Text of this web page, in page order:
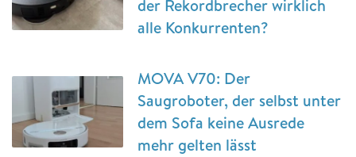
der Rekordbrecher wirklich
alle Konkurrenten?
MOVA V70: Der
Saugroboter, der selbst unter
dem Sofa keine Ausrede
mehr gelten lässt